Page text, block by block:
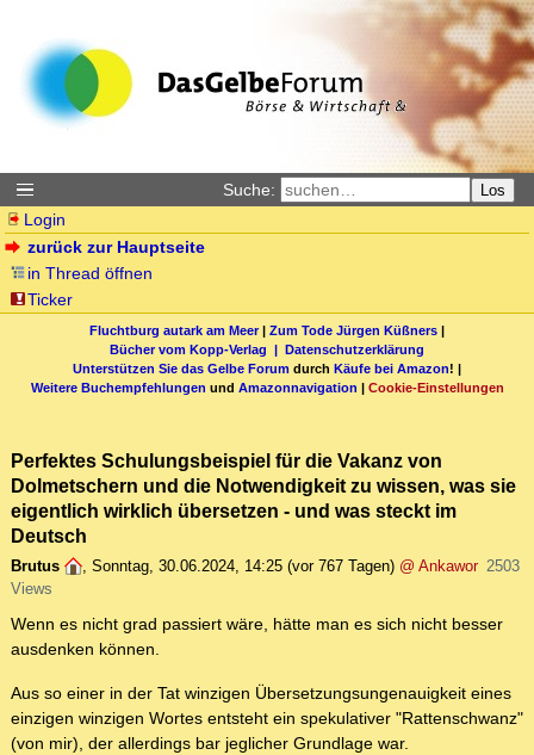
Suche: Los
Login
zurück zur Hauptseite
in Thread öffnen
Ticker
Fluchtburg autark am Meer| Zum Tode Jürgen Küßners |
Bücher vom Kopp-Verlag | Datenschutzerklärung
Unterstützen Sie das Gelbe Forum durch Käufe bei Amazon! |
Weitere Buchempfehlungen und Amazonnavigation | Cookie-Einstellungen
Perfektes Schulungsbeispiel für die Vakanz von
Dolmetschern und die Notwendigkeit zu wissen, was sie
eigentlich wirklich übersetzen - und was steckt im
Deutsch
Brutus , Sonntag, 30.06.2024, 14:25 (vor 767 Tagen) @ Ankawor 2503
Views
Wenn es nicht grad passiert wäre, hätte man es sich nicht besser
ausdenken können.
Aus so einer in der Tat winzigen Übersetzungsungenauigkeit eines
einzigen winzigen Wortes entsteht ein spekulativer "Rattenschwanz"
(von mir), der allerdings bar jeglicher Grundlage war.